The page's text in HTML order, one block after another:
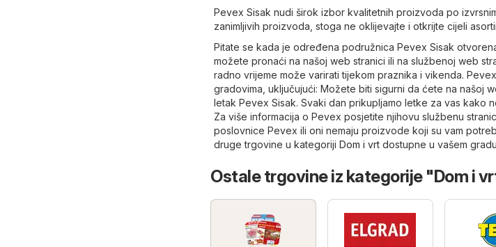
Pevex Sisak nudi širok izbor kvalitetnih proizvoda po
zanimljivih proizvoda, stoga ne oklijevajte i otkrijte cijeli
Pitate se kada je određena podružnica Pevex Sisak
možete pronaći na našoj web stranici ili na službenoj web
radno vrijeme može varirati tijekom praznika i vikenda.
gradovima, uključujući: Možete biti sigurni da ćete na našoj
letak Pevex Sisak. Svaki dan prikupljamo letke za vas kako
Za više informacija o Pevex posjetite njihovu službenu
poslovnice Pevex ili oni nemaju proizvode koji su vam
druge trgovine u kategoriji Dom i vrt dostupne u vašem
Ostale trgovine iz kategorije "Dom i